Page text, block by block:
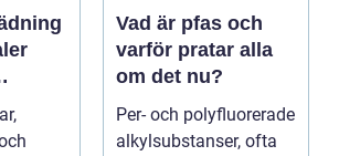
Vad är pfas och
varför pratar alla
om det nu?
Per- och polyfluorerade
alkylsubstanser, ofta